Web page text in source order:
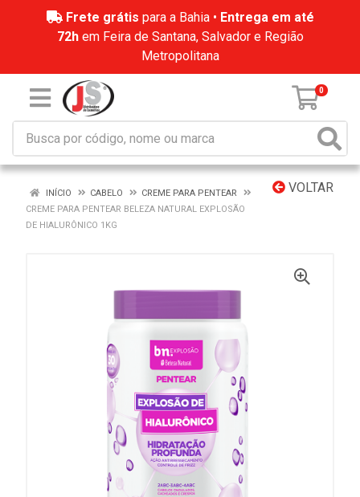
Frete grátis para a Bahia • Entrega em até
72hem Feira de Santana, Salvador e Região
Metropolitana
0
VOLTAR
INÍCIO CABELO
CREME PARA PENTEAR
CREME PARA PENTEAR BELEZA NATURAL EXPLOSÃO
DE HIALURÔNICO 1KG